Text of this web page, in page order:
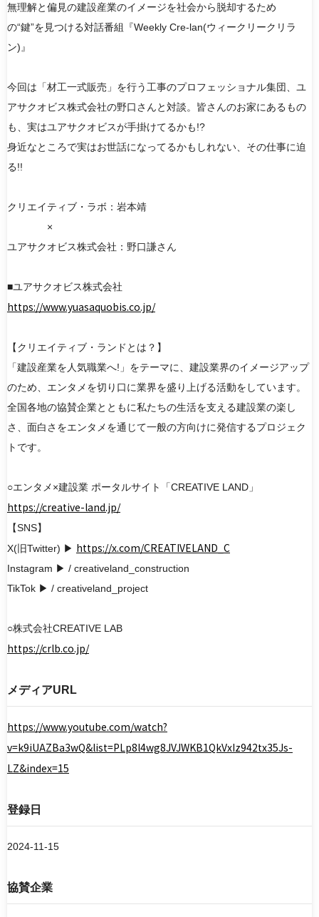
検索
無理解と偏見の建設産業のイメージを社会から脱却するため
の“鍵”を見つける対話番組『Weekly Cre-lan(ウィークリークリラ
ン)』
今回は「材工一式販売」を行う工事のプロフェッショナル集団、ユ
アサクオビス株式会社の野口さんと対談。皆さんのお家にあるもの
も、実はユアサクオビスが手掛けてるかも!?
身近なところで実はお世話になってるかもしれない、その仕事に迫
る!!
クリエイティブ・ラボ：岩本靖
×
ユアサクオビス株式会社：野口謙さん
■ユアサクオビス株式会社
https://www.yuasaquobis.co.jp/
【クリエイティブ・ランドとは？】
「建設産業を人気職業へ!」をテーマに、建設業界のイメージアップ
のため、エンタメを切り口に業界を盛り上げる活動をしています。
全国各地の協賛企業とともに私たちの生活を支える建設業の楽し
さ、面白さをエンタメを通じて一般の方向けに発信するプロジェク
トです。
○エンタメ×建設業 ポータルサイト「CREATIVE LAND」
https://creative-land.jp/
【SNS】
X(旧Twitter) ▶︎ https://x.com/CREATIVELAND_C
Instagram ▶︎ / creativeland_construction
TikTok ▶︎ / creativeland_project
○株式会社CREATIVE LAB
https://crlb.co.jp/
メディアURL
https://www.youtube.com/watch?
v=k9iUAZBa3wQ&list=PLp8l4wg8JVJWKB1QkVxIz942tx35Js-
LZ&index=15
登録日
2024-11-15
協賛企業